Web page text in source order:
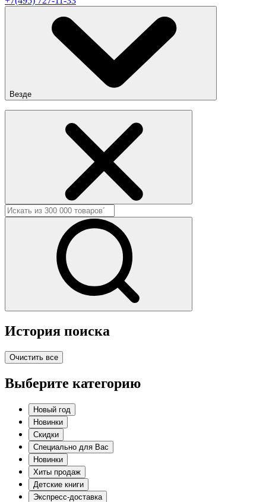
Везде
История поиска
Очистить все
Выберите категорию
Новый год
Новинки
Скидки
Специально для Вас
Новинки
Хиты продаж
Детские книги
Экспресс-доставка